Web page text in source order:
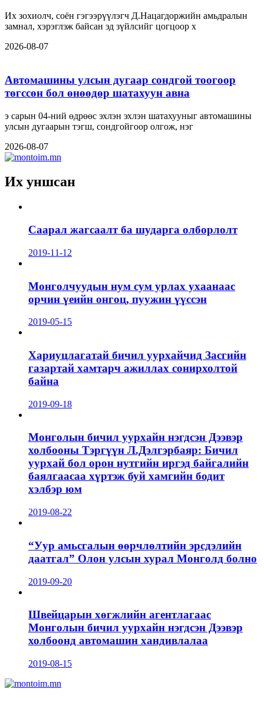
Их зохиолч, соён гэгээрүүлэгч Д.Нацагдоржийн амьдралын
замнал, хэрэглэж байсан эд зүйлсийг цогцоор х
2026-08-07
Автомашины улсын дугаар сондгой тоогоор
төгссөн бол өнөөдөр шатахуун авна
э сарын 04-ний өдрөөс эхлэн эхлэн шатахууныг автомашины
улсын дугаарын тэгш, сондгойгоор олгож, нэг
2026-08-07
Их уншсан
Саарал жагсаалт ба шударга олборлолт
2019-11-12
Монголчуудын нум сум урлах ухаанаас
орчин үеийн онгоц, пуужин үүссэн
2019-05-15
Хариуцлагатай бичил уурхайчид Засгийн
газартай хамтарч ажиллах сонирхолтой
байна
2019-09-18
Монголын бичил уурхайн нэгдсэн Дээвэр
холбооны Тэргүүн Л.Дэлгэрбаяр: Бичил
уурхай бол орон нутгийн иргэд байгалийн
баялгаасаа хүртэж буй хамгийн бодит
хэлбэр юм
2019-08-22
“Уур амьсгалын өөрчлөлтийн эрсдэлийн
даатгал” Олон улсын хурал Монголд болно
2019-09-20
Швейцарын хөгжлийн агентлагаас
Монголын бичил уурхайн нэгдсэн Дээвэр
холбоонд автомашин хандивлалаа
2019-08-15